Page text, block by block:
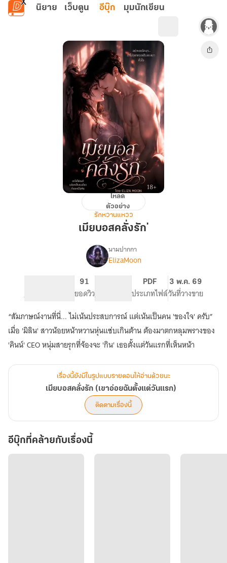
ข้ามไปยังเนื้อหาหลัก
นิยาย เว็บตูน อีบุ๊ก มุมนักเขียน
โหลด
ตัวอย่าง
รักหวานแหวว
เมียบอสคลั่งรัก ่
เรื่อง
(เขา
อ่อย
ฉัน
ตั้งแต่
วัน
นามปากกา
ElizaMoon
จำนวนหน้า (A5)
91
ยอดวิวระดับเนื้อหา
PDF
ประเภทไฟล์
3 พ.ค. 69
วันที่วางขาย
“สัมภาษณ์งานที่นี่... ไม่เน้นประสบการณ์ แต่เน้นเป็นคน 'ของใจ' ครับ”
เมื่อ 'มิลิน' สาวน้อยหน้าหวานหุ่นแซ่บเกินต้าน ต้องมาตกหลุมพรางของ
'คินน์' CEO หนุ่มสายรุกที่จ้องจะ 'กิน' เธอตั้งแต่วันแรกที่เห็นหน้า
เรื่องนี้ยังมีในรูปแบบรายตอนให้อ่านด้วยนะ
เมียบอสคลั่งรัก (เขาอ่อยฉันตั้งแต่วันแรก)
ติดตามเรื่องนี้
อีบุ๊กที่คล้ายกับเรื่องนี้